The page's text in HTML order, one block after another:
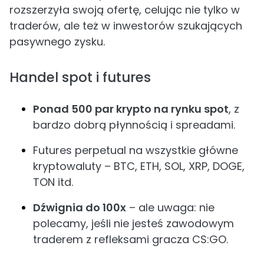
rozszerzyła swoją ofertę, celując nie tylko w
traderów, ale też w inwestorów szukających
pasywnego zysku.
Handel spot i futures
Ponad 500 par krypto na rynku spot, z
bardzo dobrą płynnością i spreadami.
Futures perpetual na wszystkie główne
kryptowaluty – BTC, ETH, SOL, XRP, DOGE,
TON itd.
Dźwignia do 100x – ale uwaga: nie
polecamy, jeśli nie jesteś zawodowym
traderem z refleksami gracza CS:GO.